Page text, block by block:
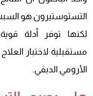
التستوستيرون هو
لكنها توفر أدلة
مستقبلية لاختبار
الأرومي الدبقي.